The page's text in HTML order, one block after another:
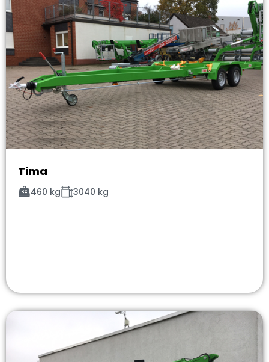
Tima
460 kg 3040 kg